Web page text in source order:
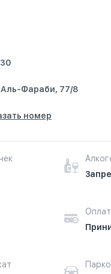
Аль-Фараби, 77/8
номер